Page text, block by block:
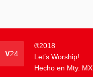
®2018
Let’s Worship!
Hecho en Mty. MX.